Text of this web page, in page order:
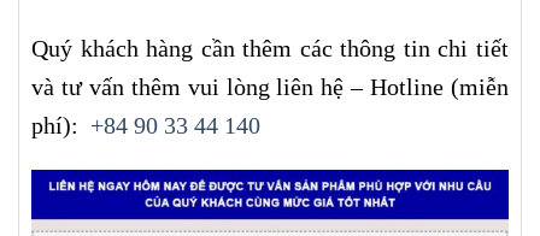
Quý khách hàng cần thêm các thông tin chi tiết
và tư vấn thêm vui lòng liên hệ – Hotline (miễn
phí): +84 90 33 44 140